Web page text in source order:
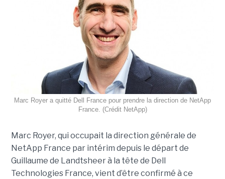
Marc Royer a quitté Dell France pour prendre la direction de NetApp
France. (Crédit NetApp)
Marc Royer, qui occupait la direction générale de
NetApp France par intérim depuis le départ de
Guillaume de Landtsheer à la tête de Dell
Technologies France, vient d’être confirmé à ce